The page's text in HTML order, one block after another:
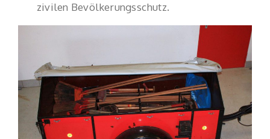
zivilen Bevölkerungsschutz.